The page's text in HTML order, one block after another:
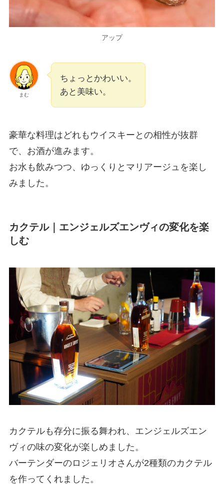
アップ
まむ
ちょっとかわいい。
あと美味い。
豪華な料理はどれもウイスキーとの相性が抜群
で、お酒が進みます。
お水も飲みつつ、ゆっくりとマリアージュを楽し
みました。
カクテル｜エンジェルズエンヴィの変化を楽
しむ
カクテルも存分に振る舞われ、エンジェルズエン
ヴィの味の変化が楽しめました。
バーテンダーのロジェリオさんが2種類のカクテル
を作ってくれました。